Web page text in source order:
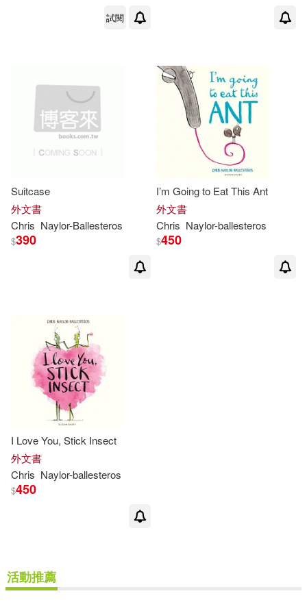
試閱
Suitcase
外文書
Chris Naylor-Ballesteros
$390
I’m Going to Eat This Ant
外文書
Chris Naylor-ballesteros
$450
I Love You, Stick Insect
外文書
Chris Naylor-ballesteros
$450
活動推薦